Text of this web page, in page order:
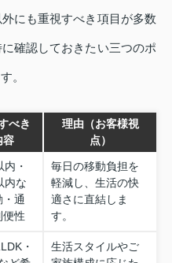
にも重視すべき項目が多数
確認しておきたい三つのポ
。
べき
容
理由（お客様視
点）
内・
内な
・通
便性
毎日の移動負担を
軽減し、生活の快
適さに直結しま
す。
・
生活スタイルやご